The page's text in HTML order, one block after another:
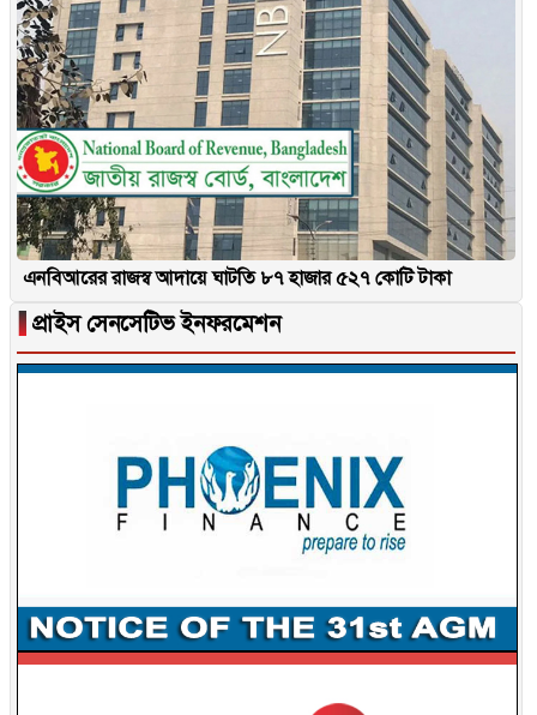
এনবিআরের রাজস্ব আদায়ে ঘাটতি ৮৭ হাজার ৫২৭ কোটি টাকা
▐ প্রাইস সেনসেটিভ ইনফরমেশন